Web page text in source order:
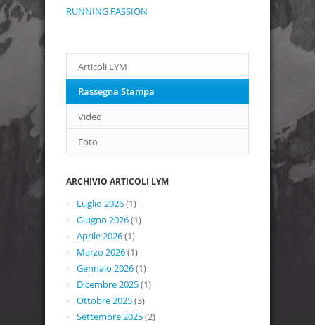
RUNNING PASSION
Articoli LYM
Rassegna Stampa
Video
Foto
ARCHIVIO ARTICOLI LYM
Luglio 2026(1)
Giugno 2026(1)
Aprile 2026(1)
Marzo 2026(1)
Gennaio 2026(1)
Dicembre 2025(1)
Ottobre 2025(3)
Settembre 2025(2)